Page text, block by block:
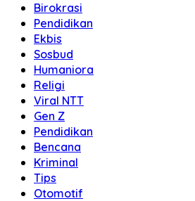
Birokrasi
Pendidikan
Ekbis
Sosbud
Humaniora
Religi
Viral NTT
Gen Z
Pendidikan
Bencana
Kriminal
Tips
Otomotif